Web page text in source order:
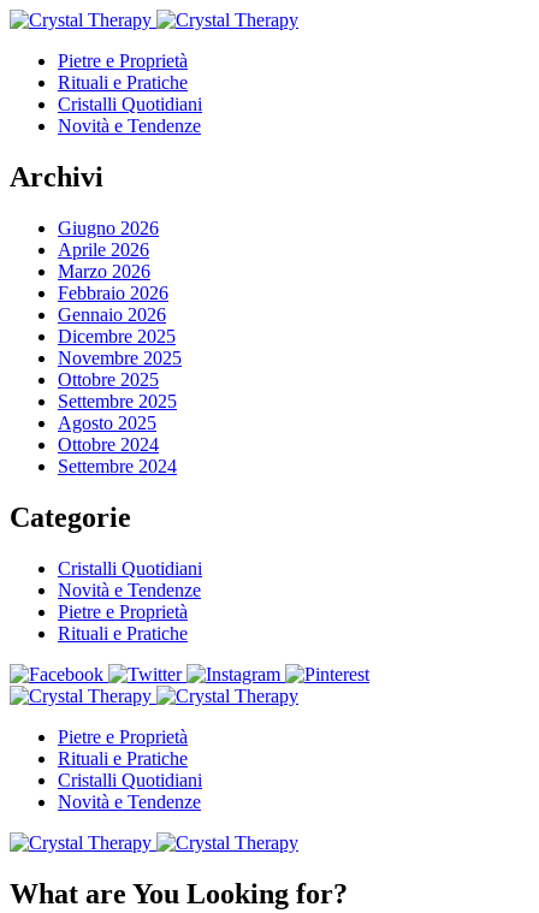
Pietre e Proprietà
Rituali e Pratiche
Cristalli Quotidiani
Novità e Tendenze
Archivi
Giugno 2026
Aprile 2026
Marzo 2026
Febbraio 2026
Gennaio 2026
Dicembre 2025
Novembre 2025
Ottobre 2025
Settembre 2025
Agosto 2025
Ottobre 2024
Settembre 2024
Categorie
Cristalli Quotidiani
Novità e Tendenze
Pietre e Proprietà
Rituali e Pratiche
Pietre e Proprietà
Rituali e Pratiche
Cristalli Quotidiani
Novità e Tendenze
What are You Looking for?